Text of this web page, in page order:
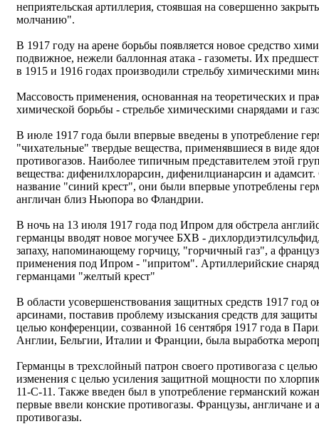
неприятельская артиллерия, стоявшая на совершенно
молчанию".
В 1917 году на арене борьбы появляется новое средство
подвижное, нежели баллонная атака - газометы. Их
в 1915 и 1916 годах производили стрельбу химическими
Массовость применения, основанная на теоретических и
химической борьбы - стрельбе химическими снарядами и
В июле 1917 года были впервые введены в употребление
"чихательные" твердые вещества, применявшиеся в виде
противогазов. Наиболее типичным представителем этой
вещества: дифенилхлорарсин, дифенилцианарсин и
название "синий крест", они были впервые употреблены
англичан близ Ньюпора во Фландрии.
В ночь на 13 июля 1917 года под Ипром для обстрела
германцы вводят новое могучее БХВ -
запаху, напоминающему горчицу, "горчичный газ", а
применения под Ипром - "ипритом". Артиллерийские
германцами "желтый крест"
В области усовершенствования защитных средств 1917 год
арсинами, поставив проблему изыскания средств для
целью конференции, созванной 16 сентября 1917 года в
Англии, Бельгии, Италии и Франции, была выработка
Германцы в трехслойный патрон своего противогаза с
изменения с целью усиления защитной мощности по
11-С-11. Также введен был в употребление германский
первые ввели конские противогазы. Французы, англичане и
противогазы.